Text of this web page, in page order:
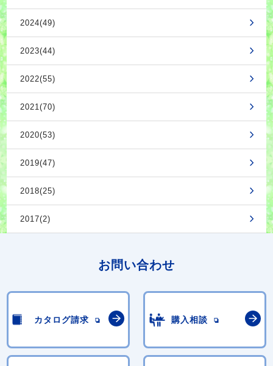
2024(49)
2023(44)
2022(55)
2021(70)
2020(53)
2019(47)
2018(25)
2017(2)
お問い合わせ
カタログ請求 購入相談